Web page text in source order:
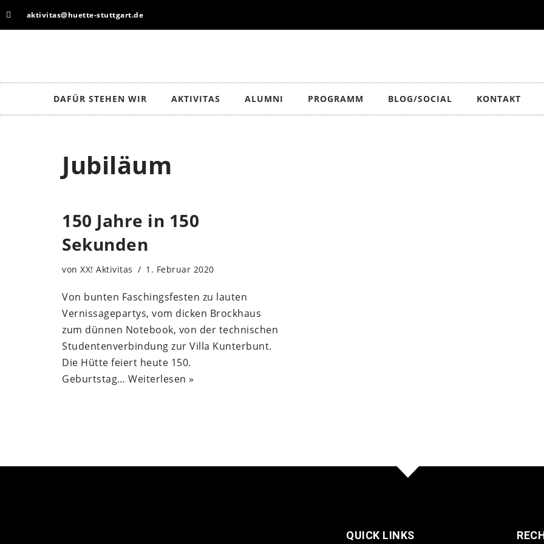
Zum
aktivitas@huette-stuttgart.de
DAFÜR STEHEN WIR AKTIVITAS ALUMNI PROGRAMM BLOG/SOCIAL KONTAKT
Jubiläum
150 Jahre in 150
Sekunden
von XX! Aktivitas 1. Februar 2020
Von bunten Faschingsfesten zu lauten
Vernissagepartys, vom dicken Brockhaus
zum dünnen Notebook, von der technischen
Studentenverbindung zur Villa Kunterbunt.
Die Hütte feiert heute 150.
Geburtstag… Weiterlesen »
QUICK LINKS